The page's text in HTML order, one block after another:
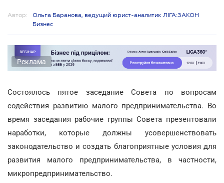
Автор:
Ольга Баранова, ведущий юрист-аналитик ЛІГА:ЗАКОН
Бизнес
Реклама
Состоялось пятое заседание Совета по вопросам
содействия развитию малого предпринимательства. Во
время заседания рабочие группы Совета презентовали
наработки, которые должны усовершенствовать
законодательство и создать благоприятные условия для
развития малого предпринимательства, в частности,
микропредпринимательство.